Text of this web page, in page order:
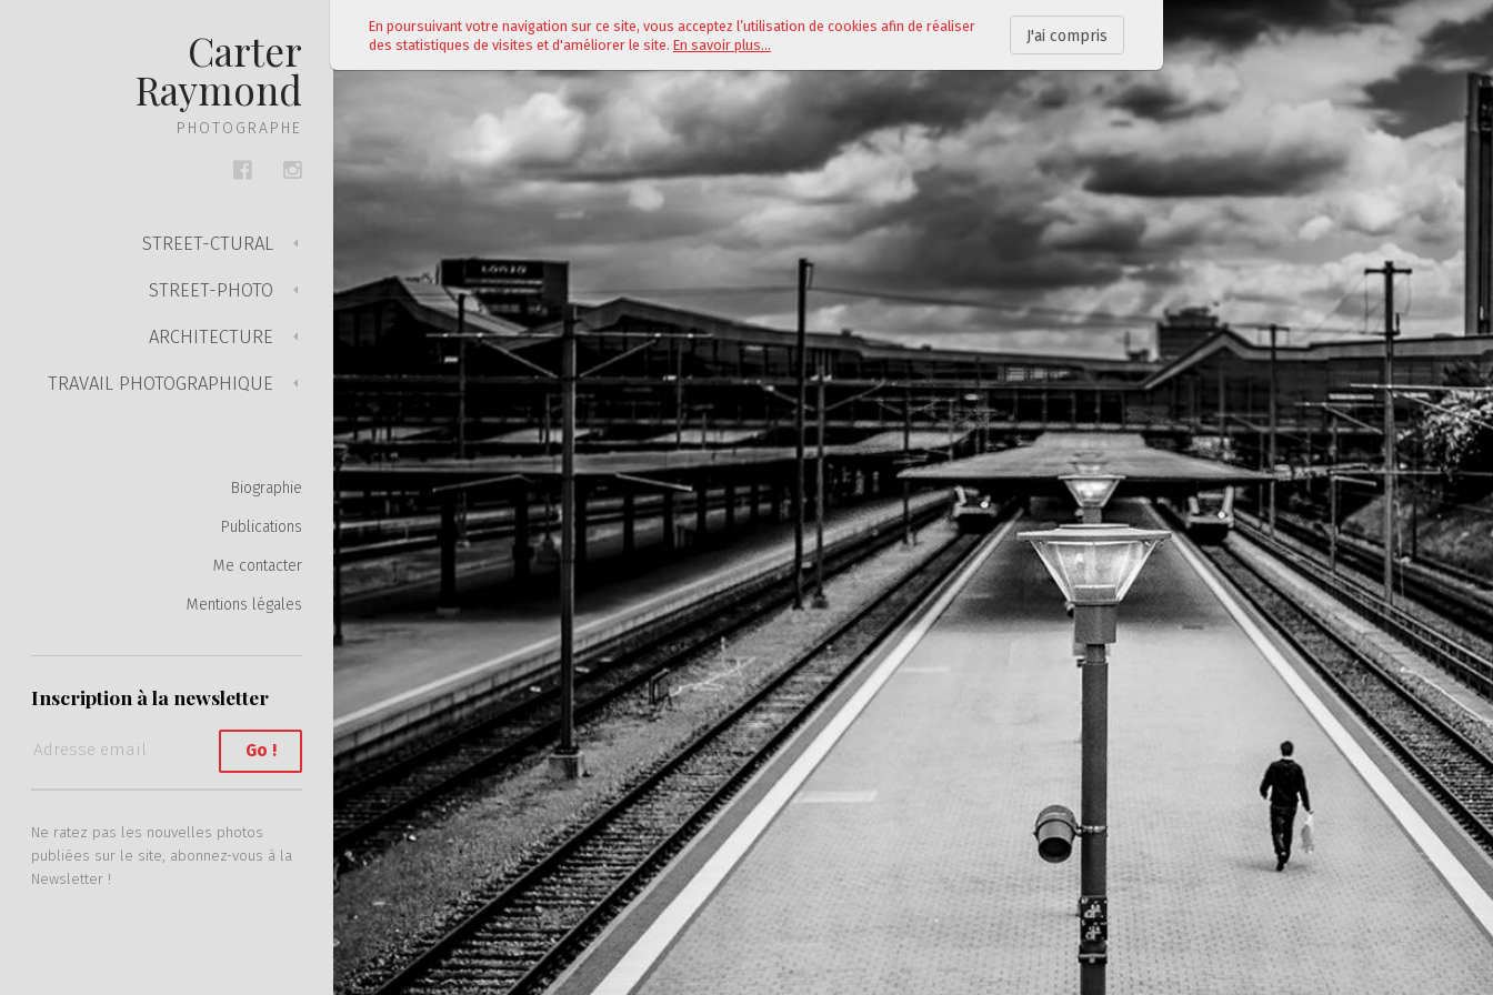
Carter
Raymond
PHOTOGRAPHE
STREET-CTURAL
Noir et Blanc
Couleur
STREET-PHOTO
Noir et blanc
Couleur
ARCHITECTURE
Noir et Blanc
TRAVAIL PHOTOGRAPHIQUE
Biographie
Publications
Me contacter
Mentions légales
Inscription à la newsletter
Ne ratez pas les nouvelles photos
publiées sur le site, abonnez-vous à la
Newsletter !
En poursuivant votre navigation sur ce site, vous acceptez l’utilisation de cookies afin de réaliser
des statistiques de visites et d'améliorer le site. En savoir plus... J'ai compris